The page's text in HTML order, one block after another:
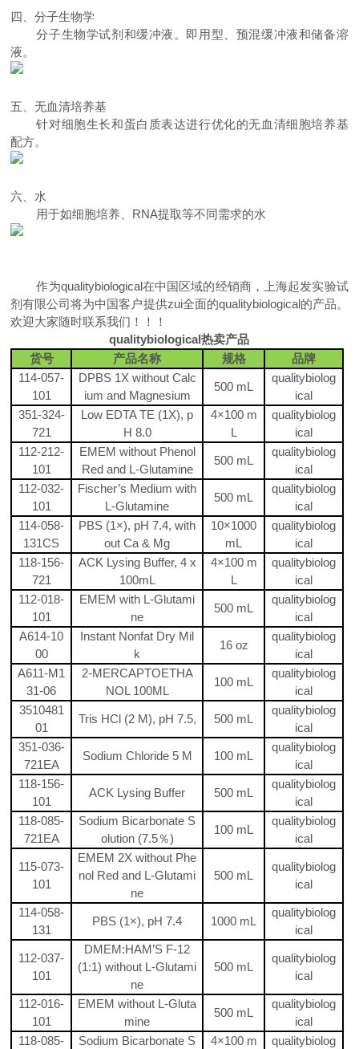
四、分子生物学
分子生物学试剂和缓冲液。即用型、预混缓冲液和储备溶
液。
五、无血清培养基
针对细胞生长和蛋白质表达进行优化的无血清细胞培养基
配方。
六、 水
用于如细胞培养、 RNA提取等不同需求的水
作为qualitybiological在中国区域的经销商，
上海起发实验试
剂有限公司将为中国客户提供zui全面的qualitybiological的产品。
欢迎大家随时联系我们！！！
qualitybiological热卖产品
货号
产品名称 规格
品牌
114-057-
101
DPBS 1X without Calc
ium and Magnesium
500 mL
qualitybiolog
ical
351-324-
721
Low EDTA TE (1X), p
H 8.0
4×100 m
L
qualitybiolog
ical
112-212-
101
EMEM without Phenol
Red and L-Glutamine
500 mL
qualitybiolog
ical
112-032-
101
Fischer’s Medium with
L-Glutamine
500 mL
qualitybiolog
ical
114-058-
131CS
PBS (1×), pH 7.4, with
out Ca & Mg
10×1000
mL
qualitybiolog
ical
118-156-
721
ACK Lysing Buffer, 4 x
100mL
4×100 m
L
qualitybiolog
ical
112-018-
101
EMEM with L-Glutami
ne
500 mL
qualitybiolog
ical
A614-10
00
Instant Nonfat Dry Mil
k
16 oz
qualitybiolog
ical
A611-M1
31-06
2-MERCAPTOETHA
NOL 100ML
100 mL
qualitybiolog
ical
3510481
01
Tris HCl (2 M), pH 7.5, 500 mL
qualitybiolog
ical
351-036-
721EA
Sodium Chloride 5 M 100 mL
qualitybiolog
ical
118-156-
101
ACK Lysing Buffer 500 mL
qualitybiolog
ical
118-085-
721EA
Sodium Bicarbonate S
olution (7.5％)
100 mL
qualitybiolog
ical
115-073-
101
EMEM 2X without Phe
nol Red and L-Glutami
ne
500 mL
qualitybiolog
ical
114-058-
131
PBS (1×), pH 7.4 1000 mL
qualitybiolog
ical
112-037-
101
DMEM:HAM’S F-12
(1:1) without L-Glutami
ne
500 mL
qualitybiolog
ical
112-016-
101
EMEM without L-Gluta
mine
500 mL
qualitybiolog
ical
118-085-
Sodium Bicarbonate S
4×100 m
qualitybiolog